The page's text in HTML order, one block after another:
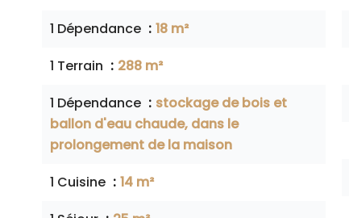
1 Dépendance
18 m²
1 Terrain
288 m²
1 Dépendance
stockage de bois et
ballon d'eau chaude, dans le
prolongement de la maison
1 Cuisine
14 m²